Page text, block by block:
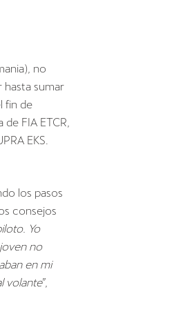
no
hasta sumar
fin de
FIA ETCR,
EKS.
los pasos
consejos
Yo
no
en mi
volante”,